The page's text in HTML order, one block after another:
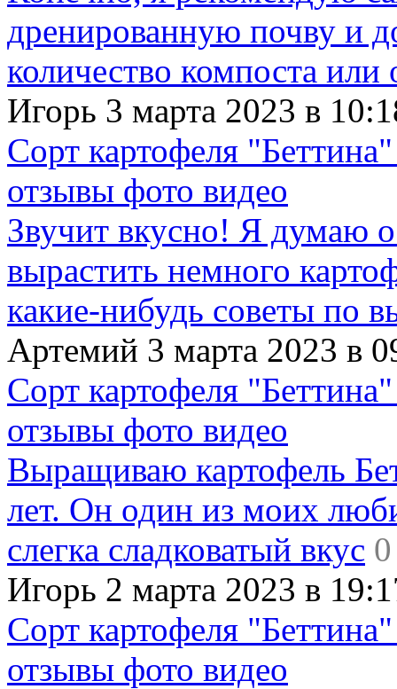
дренированную почву и
количество компоста
Игорь 3 марта 2023 в
Сорт картофеля
отзывы фото видео
Звучит вкусно! Я думаю
вырастить немного
какие-нибудь советы по
Артемий 3 марта 2023 в
Сорт картофеля
отзывы фото видео
Выращиваю картофель
лет. Он один из моих
слегка сладковатый вкус 0
Игорь 2 марта 2023 в
Сорт картофеля
отзывы фото видео